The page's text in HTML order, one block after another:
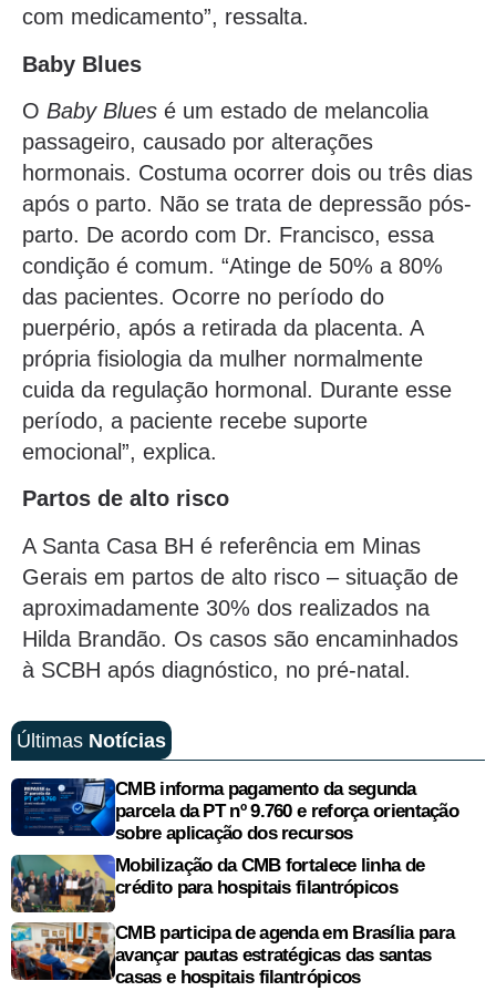
com medicamento”, ressalta.
Baby Blues
O Baby Blues é um estado de melancolia
passageiro, causado por alterações
hormonais. Costuma ocorrer dois ou três dias
após o parto. Não se trata de depressão pós-
parto. De acordo com Dr. Francisco, essa
condição é comum. “Atinge de 50% a 80%
das pacientes. Ocorre no período do
puerpério, após a retirada da placenta. A
própria fisiologia da mulher normalmente
cuida da regulação hormonal. Durante esse
período, a paciente recebe suporte
emocional”, explica.
Partos de alto risco
A Santa Casa BH é referência em Minas
Gerais em partos de alto risco – situação de
aproximadamente 30% dos realizados na
Hilda Brandão. Os casos são encaminhados
à SCBH após diagnóstico, no pré-natal.
Últimas Notícias
CMB informa pagamento da segunda
parcela da PT nº 9.760 e reforça orientação
sobre aplicação dos recursos
Mobilização da CMB fortalece linha de
crédito para hospitais filantrópicos
CMB participa de agenda em Brasília para
avançar pautas estratégicas das santas
casas e hospitais filantrópicos